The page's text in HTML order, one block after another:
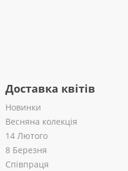
Доставка квітів
Новинки
Весняна колекція
14 Лютого
8 Березня
Співпраця